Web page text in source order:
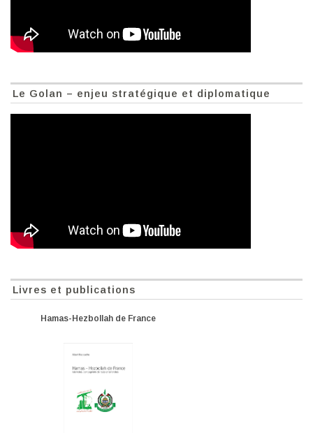
Le Golan – enjeu stratégique et diplomatique
Livres et publications
Hamas-Hezbollah de France